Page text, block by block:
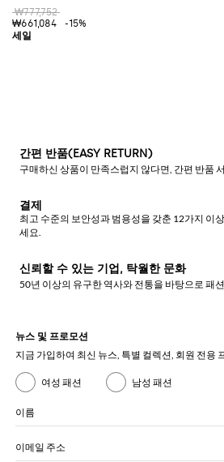
₩777,752
₩661,084
-15%
간편 반품(EASY RETURN)
구매하신 상품이 만족스럽지 않다면, 간편 반품
결제
최고 수준의 보안성과 범용성을 갖춘 12가지 이
세요.
신뢰할 수 있는 기업, 탁월한 문화
50년 이상의 유구한 역사와 전통을 바탕으로 패
뉴스 및 프로모션
지금 가입하여 최신 뉴스, 특별 컬렉션, 회원 전용
여성 패션 남성 패션
이름
이메일 주소